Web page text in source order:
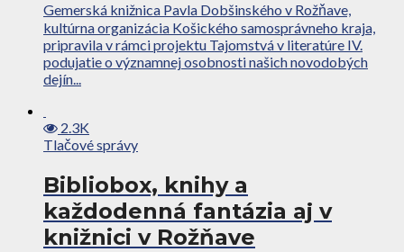
Gemerská knižnica Pavla Dobšinského v Rožňave,
kultúrna organizácia Košického samosprávneho kraja,
pripravila v rámci projektu Tajomstvá v literatúre IV.
podujatie o významnej osobnosti našich novodobých
dejín...
2.3K
Tlačové správy
Bibliobox, knihy a
každodenná fantázia aj v
knižnici v Rožňave